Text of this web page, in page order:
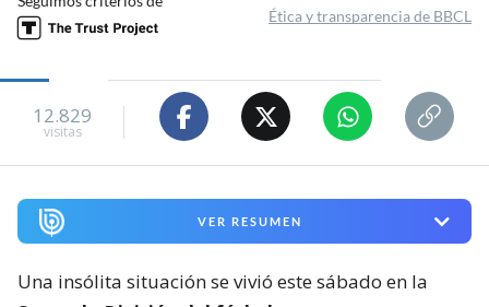
Ética y transparencia de BBCL
12.829
visitas
VER RESUMEN
Una insólita situación se vivió este sábado en la